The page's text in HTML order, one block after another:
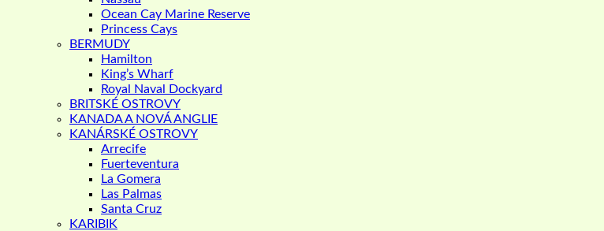
Ocean Cay Marine Reserve
Princess Cays
BERMUDY
Hamilton
King’s Wharf
Royal Naval Dockyard
BRITSKÉ OSTROVY
KANADA A NOVÁ ANGLIE
KANÁRSKÉ OSTROVY
Arrecife
Fuerteventura
La Gomera
Las Palmas
Santa Cruz
KARIBIK